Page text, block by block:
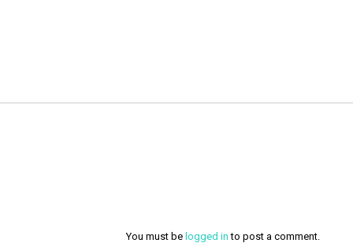
You must be logged in to post a comment.